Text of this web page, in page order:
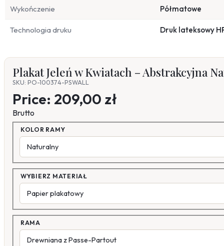
Wykończenie Półmatowe
Technologia druku Druk lateksowy
Plakat Jeleń w Kwiatach – Abstrakcyjna
SKU: PO-100374-PSWALL
Price: 209,00 zł
Brutto
KOLOR RAMY
WYBIERZ MATERIAŁ
RAMA